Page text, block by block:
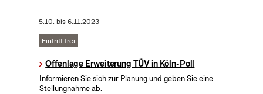
5.10. bis6.11.2023
Eintritt frei
Offenlage Erweiterung TÜV in Köln-Poll
Informieren Sie sich zur Planung und geben Sie eine
Stellungnahme ab.